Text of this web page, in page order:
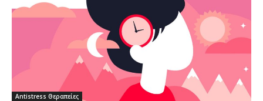
Antistress Θεραπείες